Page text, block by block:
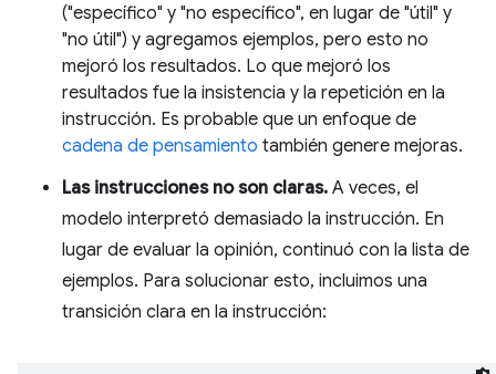
("específico" y "no específico", en lugar de "útil" y
"no útil") y agregamos ejemplos, pero esto no
mejoró los resultados. Lo que mejoró los
resultados fue la insistencia y la repetición en la
instrucción. Es probable que un enfoque de
cadena de pensamiento también genere mejoras.
Las instrucciones no son claras. A veces, el
modelo interpretó demasiado la instrucción. En
lugar de evaluar la opinión, continuó con la lista de
ejemplos. Para solucionar esto, incluimos una
transición clara en la instrucción: